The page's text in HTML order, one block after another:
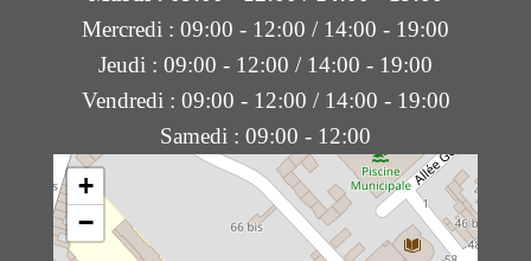
+
−
Mercredi : 09:00 - 12:00 / 14:00 - 19:00
Jeudi : 09:00 - 12:00 / 14:00 - 19:00
Vendredi : 09:00 - 12:00 / 14:00 - 19:00
Samedi : 09:00 - 12:00